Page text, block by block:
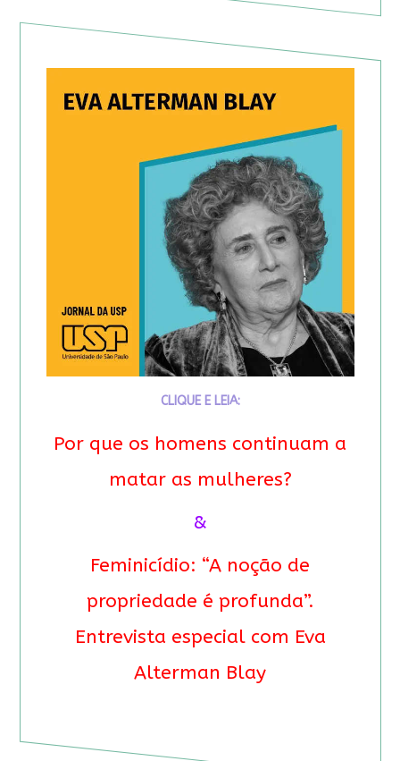
CLIQUE E LEIA:
Por que os homens continuam a
matar as mulheres?
&
Feminicídio: “A noção de
propriedade é profunda”.
Entrevista especial com Eva
Alterman Blay